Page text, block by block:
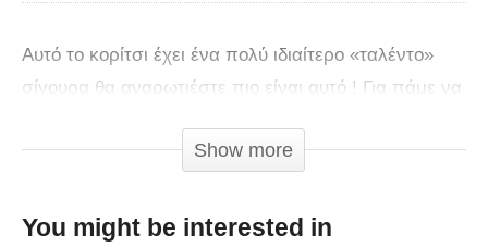
Αυτό το κορίτσι έχει ένα πολύ ιδιαίτερο «ταλέντο»
σίγουρα θα αναρωτιέστε πιο είναι αυτό ! Για πάμε να
Show more
You might be interested in